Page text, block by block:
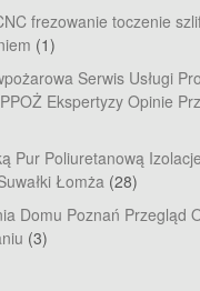
frezowanie toczenie
(1)
Serwis Usługi
Ekspertyzy Opinie
Pur Poliuretanową
Łomża (28)
Domu Poznań Przegląd
(3)